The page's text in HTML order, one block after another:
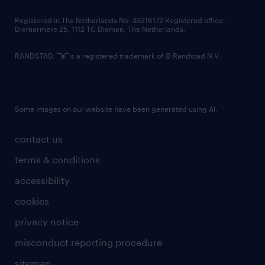
contact us
terms & conditions
accessibility
cookies
privacy notice
misconduct reporting procedure
Registered in The Netherlands No: 33216172 Registered office:
Diemermere 25, 1112 TC Diemen, The Netherlands.
RANDSTAD, is a registered trademark of © Randstad N.V.
Some images on our website have been generated using AI.